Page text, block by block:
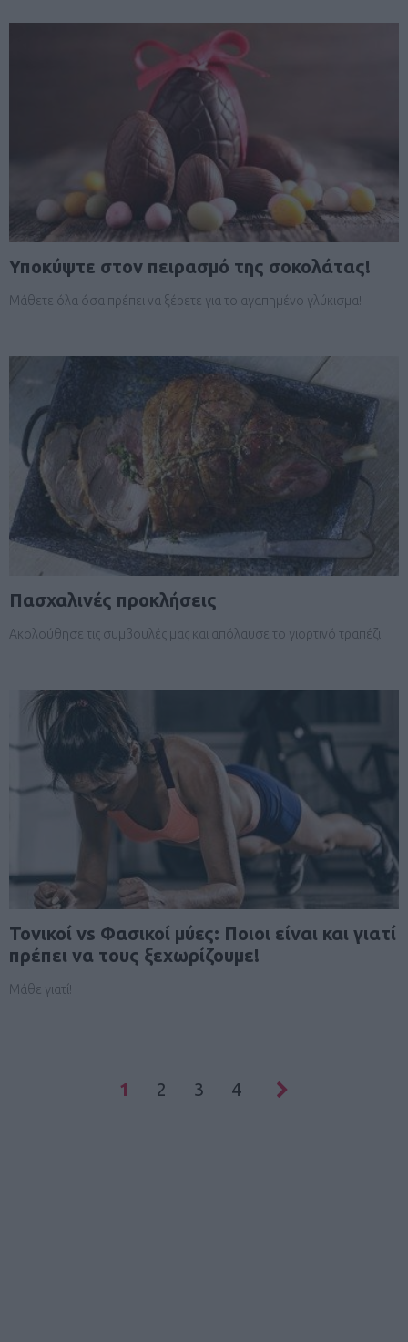
Υποκύψτε στον πειρασμό της σοκολάτας!
Μάθετε όλα όσα πρέπει να ξέρετε για το αγαπημένο γλύκισμα!
Πασχαλινές προκλήσεις
Ακολούθησε τις συμβουλές μας και απόλαυσε το γιορτινό τραπέζι
Τονικοί vs Φασικοί μύες: Ποιοι είναι και γιατί
πρέπει να τους ξεχωρίζουμε!
Μάθε γιατί!
1 2 3 4